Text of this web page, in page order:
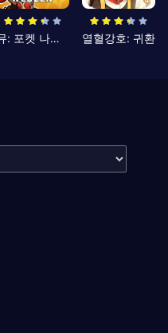
뮤: 포켓 나이츠 열혈강호: 귀환